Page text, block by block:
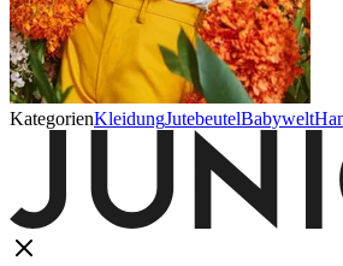
KategorienKleidungJutebeutelBabywelt